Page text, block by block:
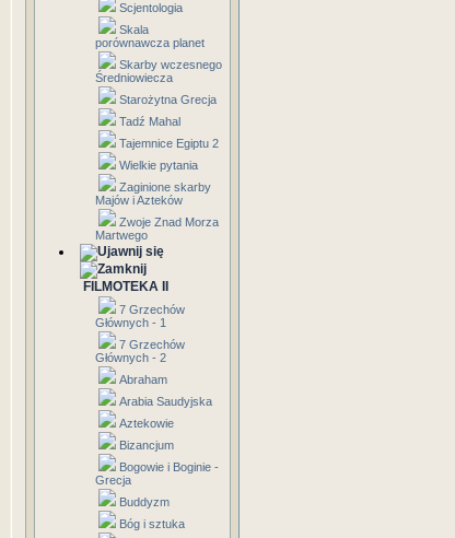
Scjentologia
Skala
porównawcza planet
Skarby wczesnego
Średniowiecza
Starożytna Grecja
Tadź Mahal
Tajemnice Egiptu 2
Wielkie pytania
Zaginione skarby
Majów i Azteków
Zwoje Znad Morza
Martwego
FILMOTEKA II
7 Grzechów
Głównych - 1
7 Grzechów
Głównych - 2
Abraham
Arabia Saudyjska
Aztekowie
Bizancjum
Bogowie i Boginie -
Grecja
Buddyzm
Bóg i sztuka